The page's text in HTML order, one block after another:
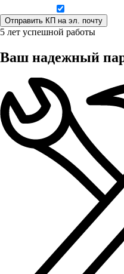
5 лет успешной работы
Ваш надежный